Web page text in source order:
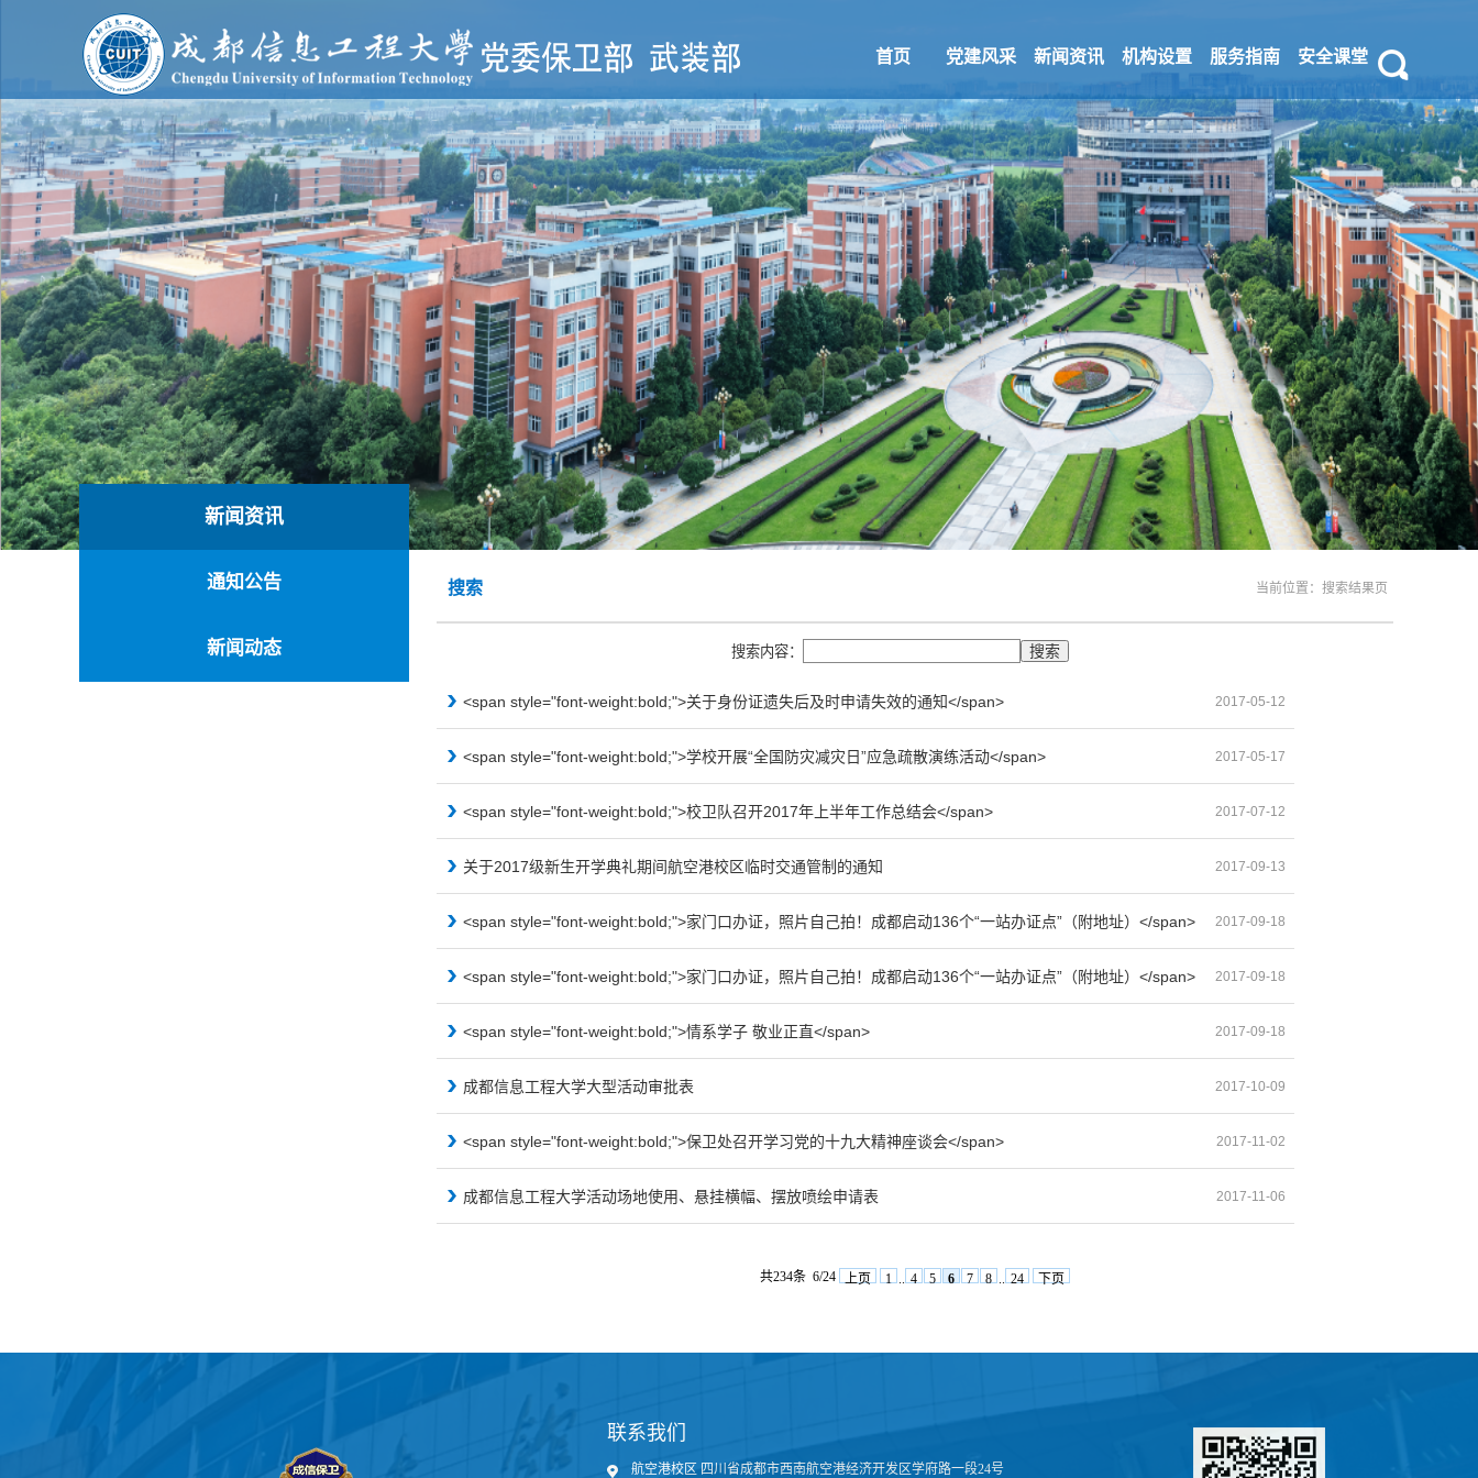
首页 党建风采 新闻资讯 机构设置 服务指南 安全课堂
新闻资讯
通知公告
新闻动态
搜索 当前位置：搜索结果页
搜索内容：
<span style="font-weight:bold;">关于身份证遗失后及时申请失效的通知</span> 2017-05-12
<span style="font-weight:bold;">学校开展“全国防灾减灾日”应急疏散演练活动</span> 2017-05-17
<span style="font-weight:bold;">校卫队召开2017年上半年工作总结会</span> 2017-07-12
关于2017级新生开学典礼期间航空港校区临时交通管制的通知 2017-09-13
<span style="font-weight:bold;">家门口办证，照片自己拍！成都启动136个“一站办证点”（附地址）</span> 2017-09-18
<span style="font-weight:bold;">家门口办证，照片自己拍！成都启动136个“一站办证点”（附地址）</span> 2017-09-18
<span style="font-weight:bold;">情系学子 敬业正直</span> 2017-09-18
成都信息工程大学大型活动审批表 2017-10-09
<span style="font-weight:bold;">保卫处召开学习党的十九大精神座谈会</span> 2017-11-02
成都信息工程大学活动场地使用、悬挂横幅、摆放喷绘申请表 2017-11-06
共234条 6/24 上页 1 .. 4 5 6 7 8 .. 24 下页
联系我们
航空港校区 四川省成都市西南航空港经济开发区学府路一段24号